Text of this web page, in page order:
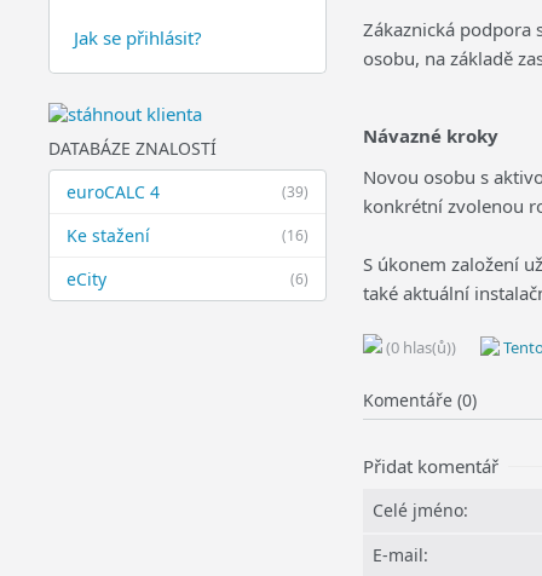
Jak se přihlásit?
DATABÁZE ZNALOSTÍ
(39)
euroCALC 4
(16)
Ke stažení
(6)
eCity
Zákaznická podpora
osobu, na základě
Návazné kroky
Novou osobu s
konkrétní zvolenou
S úkonem založení
také aktuální
(0 hlas(ů))
Komentáře (0)
Přidat komentář
Celé jméno:
E-mail: